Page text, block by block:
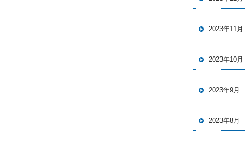
2023年11月
2023年10月
2023年9月
2023年8月